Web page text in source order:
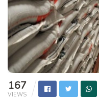
167
VIEWS